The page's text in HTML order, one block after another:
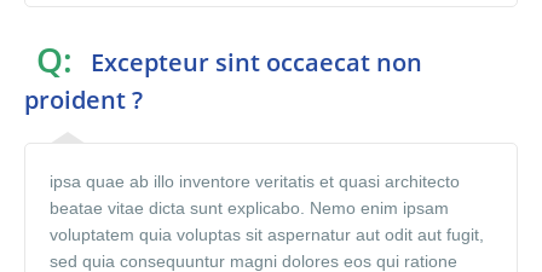
Q:
Excepteur sint occaecat non
proident ?
ipsa quae ab illo inventore veritatis et quasi architecto
beatae vitae dicta sunt explicabo. Nemo enim ipsam
voluptatem quia voluptas sit aspernatur aut odit aut fugit,
sed quia consequuntur magni dolores eos qui ratione